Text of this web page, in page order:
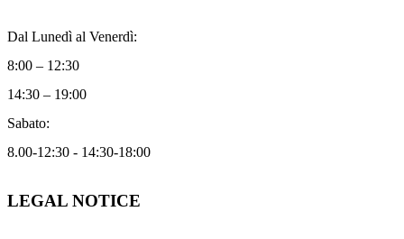
Dal Lunedì al Venerdì:
8:00 – 12:30
14:30 – 19:00
Sabato:
8.00-12:30 - 14:30-18:00
LEGAL NOTICE